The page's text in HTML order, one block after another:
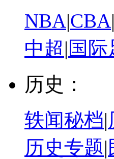
NBA|CBA|
中超|国际
历史：
轶闻秘档|
历史专题|